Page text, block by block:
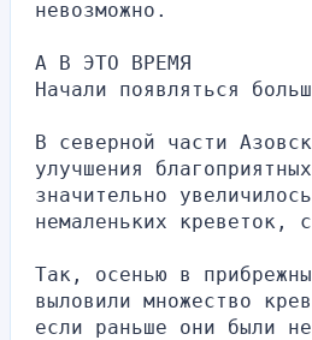
невозможно.
А В ЭТО ВРЕМЯ
Начали появляться
В северной части
улучшения
значительно
немаленьких креветок,
Так, осенью в
выловили множество
если раньше они были